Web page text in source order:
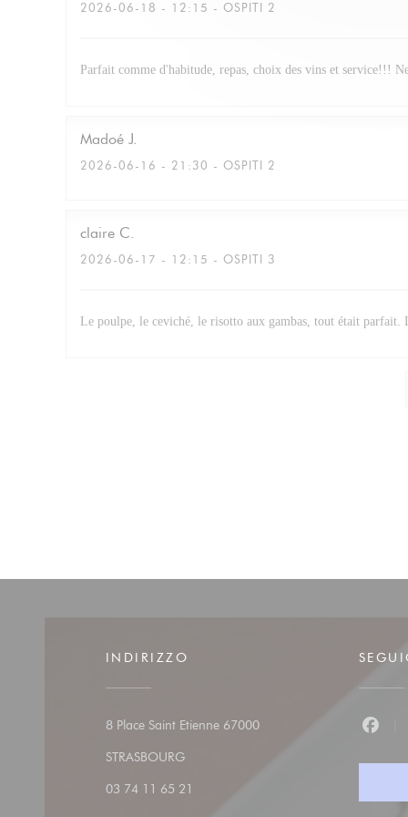
2026-06-18 - 12:15 - OSPITI 2
Parfait comme d'habitude, repas, choix des vins et service!!!
Madoé J
2026-06-16 - 21:30 - OSPITI 2
claire C
2026-06-17 - 12:15 - OSPITI 3
Le poulpe, le ceviché, le risotto aux gambas, tout était parfait.
INDIRIZZO
8 Place Saint Etienne 67000
STRASBOURG((apre una nuova finestra))
03 74 11 65 21